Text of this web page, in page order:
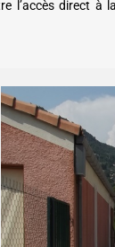
l’accès direct à